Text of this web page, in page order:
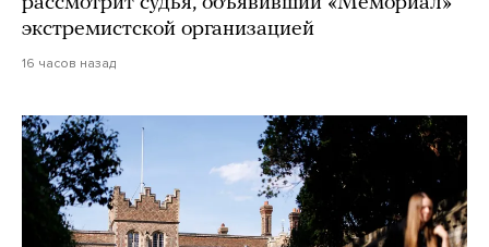
экстремистской организацией
16 часов назад